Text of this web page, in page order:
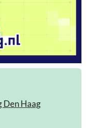
Den Haag